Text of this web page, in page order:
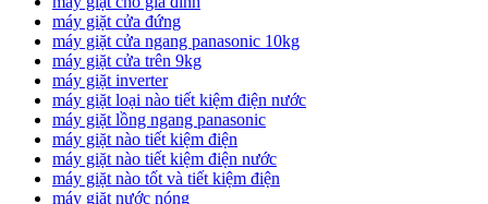
máy giặt cửa đứng
máy giặt cửa ngang panasonic 10kg
máy giặt cửa trên 9kg
máy giặt inverter
máy giặt loại nào tiết kiệm điện nước
máy giặt lồng ngang panasonic
máy giặt nào tiết kiệm điện
máy giặt nào tiết kiệm điện nước
máy giặt nào tốt và tiết kiệm điện
máy giặt nước nóng